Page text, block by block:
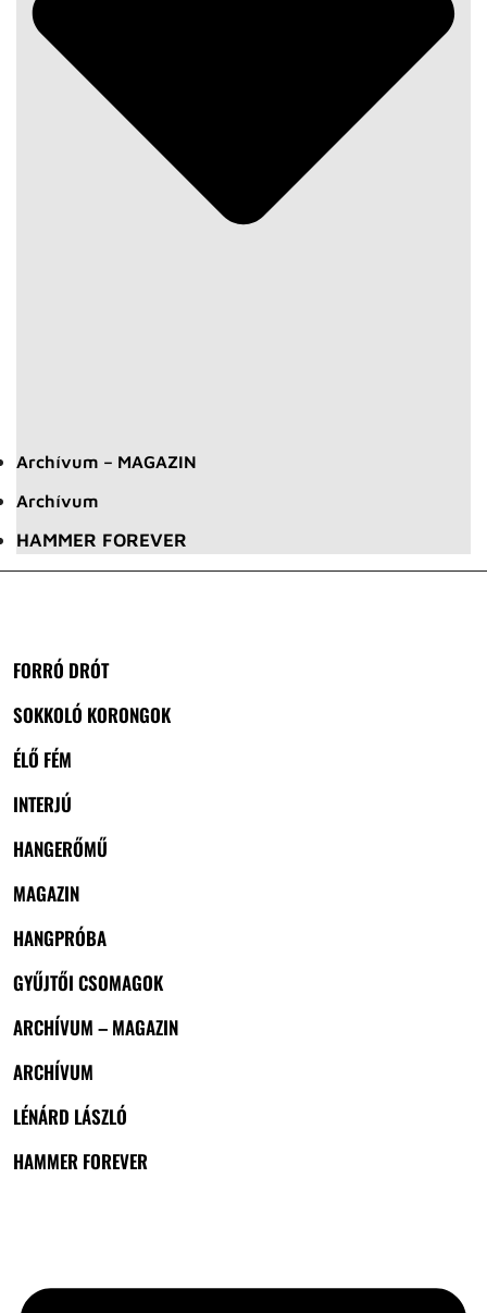
Archívum – MAGAZIN
Archívum
HAMMER FOREVER
FORRÓ DRÓT
SOKKOLÓ KORONGOK
ÉLŐ FÉM
INTERJÚ
HANGERŐMŰ
MAGAZIN
HANGPRÓBA
GYŰJTŐI CSOMAGOK
ARCHÍVUM – MAGAZIN
ARCHÍVUM
LÉNÁRD LÁSZLÓ
HAMMER FOREVER